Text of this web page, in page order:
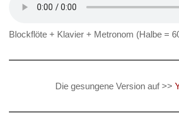
Blockflöte + Klavier + Metronom (Halbe =
Die gesungene Version auf >>